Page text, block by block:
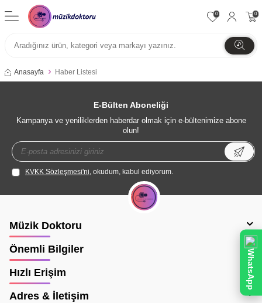
0 0
Anasayfa Haber Listesi
E-Bülten Aboneliği
Kampanya ve yeniliklerden haberdar olmak için e-bültenimize abone
olun!
KVKK Sözleşmesi'ni, okudum, kabul ediyorum.
Müzik Doktoru
Önemli Bilgiler
Hızlı Erişim
Adres & İletişim
WhatsApp